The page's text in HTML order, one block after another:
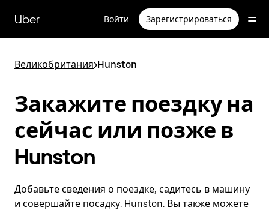
перейти
к
содержимому
Uber Войти Зарегистрироваться
Великобритания>Hunston
Закажите поездку на
сейчас или позже в
Hunston
Добавьте сведения о поездке, садитесь в машину
и совершайте посадку. Hunston. Вы также можете